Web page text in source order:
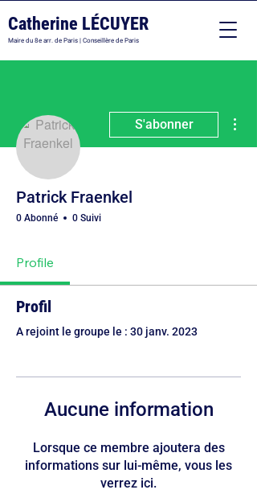
Catherine LÉCUYER
Maire du 8e arr. de Paris | Conseillère de Paris
S'abonner
Patrick Fraenkel
0 Abonné 0 Suivi
Profile
Profil
A rejoint le groupe le : 30 janv. 2023
Aucune information
Lorsque ce membre ajoutera des
informations sur lui-même, vous les
verrez ici.